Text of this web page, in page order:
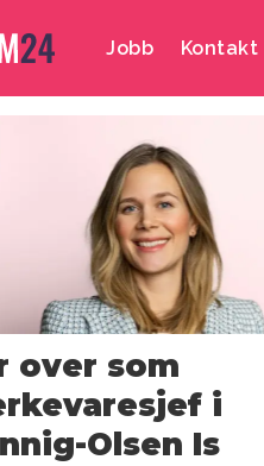
Jobb Kontakt
over som
i
Olsen Is